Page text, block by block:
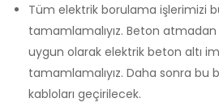
Tüm elektrik borulama işlerimizi
tamamlamalıyız. Beton
uygun olarak elektrik beton altı
tamamlamalıyız. Daha sonra bu
kabloları geçirilecek.